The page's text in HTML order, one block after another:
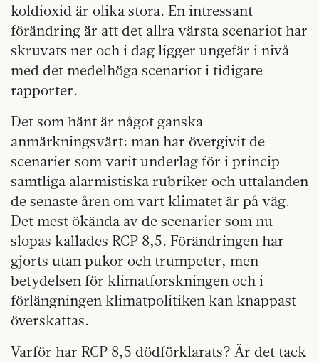
koldioxid är olika stora. En intressant
förändring är att det allra värsta scenariot har
skruvats ner och i dag ligger ungefär i nivå
med det medelhöga scenariot i tidigare
rapporter.
Det som hänt är något ganska
anmärkningsvärt: man har övergivit de
scenarier som varit underlag för i princip
samtliga alarmistiska rubriker och uttalanden
de senaste åren om vart klimatet är på väg.
Det mest ökända av de scenarier som nu
slopas kallades RCP 8,5. Förändringen har
gjorts utan pukor och trumpeter, men
betydelsen för klimatforskningen och i
förlängningen klimatpolitiken kan knappast
överskattas.
Varför har RCP 8,5 dödförklarats? Är det tack